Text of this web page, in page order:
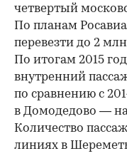
четвертый
По планам
перевезти до 2
По итогам 2015
внутренний
по сравнению с
в Домодедово —
Количество
линиях в